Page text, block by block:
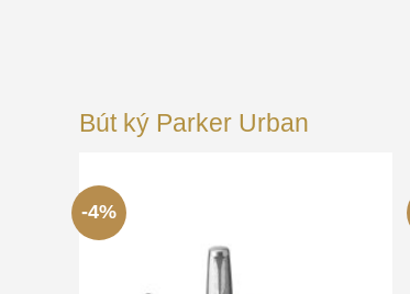
Bút ký Parker Urban
-4%